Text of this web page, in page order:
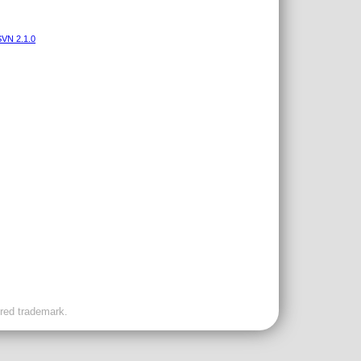
2.1.0
trademark.